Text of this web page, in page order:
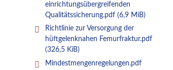
einrichtungsübergreifenden
Qualitätssicherung.pdf (6,9 MiB)
Richtlinie zur Versorgung der
hüftgelenknahen Femurfraktur.pdf
(326,5 KiB)
Mindestmengenregelungen.pdf